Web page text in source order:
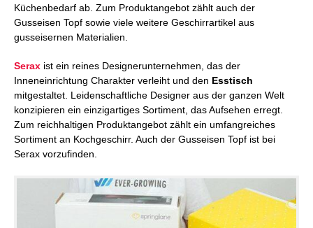
Küchenbedarf ab. Zum Produktangebot zählt auch der
Gusseisen Topf sowie viele weitere Geschirrartikel aus
gusseisernen Materialien.
Serax ist ein reines Designerunternehmen, das der
Inneneinrichtung Charakter verleiht und den Esstisch
mitgestaltet. Leidenschaftliche Designer aus der ganzen Welt
konzipieren ein einzigartiges Sortiment, das Aufsehen erregt.
Zum reichhaltigen Produktangebot zählt ein umfangreiches
Sortiment an Kochgeschirr. Auch der Gusseisen Topf ist bei
Serax vorzufinden.